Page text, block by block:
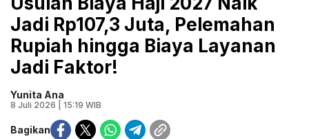
Jadi Rp107,3 Juta, Pelemahan
Rupiah hingga Biaya Layanan
Jadi Faktor!
Yunita Ana
8 Juli 2026 | 15:19 WIB
Bagikan